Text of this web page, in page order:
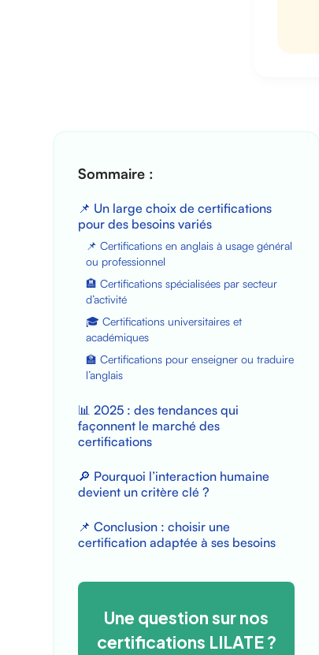
Sommaire :
📌 Un large choix de certifications
pour des besoins variés
📌 Certifications en anglais à usage général
ou professionnel
🏨 Certifications spécialisées par secteur
d’activité
🎓 Certifications universitaires et
académiques
🏫 Certifications pour enseigner ou traduire
l’anglais
📊 2025 : des tendances qui
façonnent le marché des
certifications
🔎 Pourquoi l’interaction humaine
devient un critère clé ?
📌 Conclusion : choisir une
certification adaptée à ses besoins
Une question sur nos
certifications LILATE?